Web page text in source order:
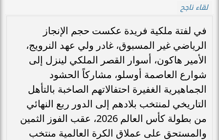
لقاء ناجح
في لفتة ملكية فريدة عكست حجم الإنجاز
الرياضي غير المسبوق، غادر ولي عهد النرويج،
الأمير هاكون، أسوار القصر الملكي لينزل إلى
شوارع العاصمة أوسلو، مشاركاً الحشود
الجماهيرية الغفيرة احتفالاتهم الصاخبة بالتأهل
التاريخي لمنتخب بلادهم إلى الدور ربع النهائي
من بطولة كأس العالم 2026، عقب الفوز الثمين
والمستحق على عملاق الكرة العالمية منتخب